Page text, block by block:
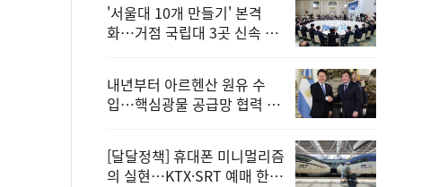
'서울대 10개 만들기' 본격
화…거점 국립대 3곳 신속 선
내년부터 아르헨산 원유 수
입…핵심광물 공급망 협력 체
[달달정책] 휴대폰 미니멀리즘
의 실현…KTX·SRT 예매 한